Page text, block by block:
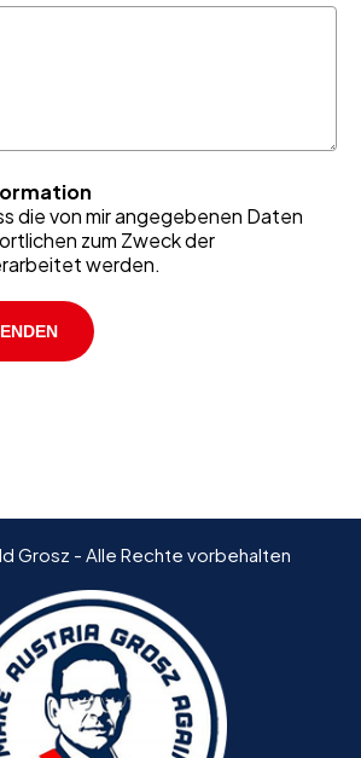
die von mir angegebenen Daten
zum Zweck der
werden.
Grosz - Alle Rechte vorbehalten